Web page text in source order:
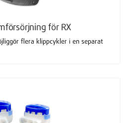
för RX
flera klippcykler i en separat